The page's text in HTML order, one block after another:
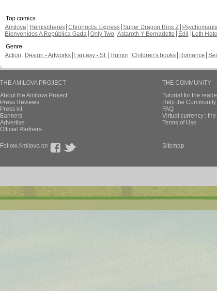
Top comics
Amilova
Hemispheres Chronoctis Express Super Dragon Bros Z
Bienvenidos A República Gada Only Two Astaroth Y Bernadette Edil
Leth Hate
Genre
Action
Design - Artworks Fantasy - SF Humor Children's books Romance
THE AMILOVA PROJECT
About the Amilova Project
Press Reviews
Press kit
Banners
Advertise
Official Partners
THE COMMUNITY
Tutorial for the
Help the
FAQ
Virtual currency :
Terms of Use
Follow Amilova on Sitemap